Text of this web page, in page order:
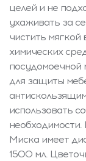
целей и не
ухаживать за
чистить мягкой
химических
посудомоечной
для защиты
использовать
Миска имеет
1500 мл.